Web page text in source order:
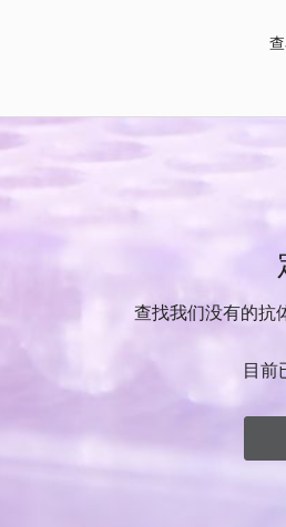
查找我们没有的抗
目前